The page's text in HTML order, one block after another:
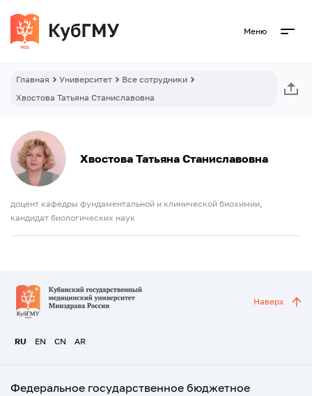
Меню
Главная Университет
Все сотрудники
Хвостова Татьяна Станиславовна
Хвостова Татьяна Станиславовна
доцент кафедры фундаментальной и клинической биохимии,
кандидат биологических наук
RU EN CN AR
Наверх
Федеральное государственное бюджетное